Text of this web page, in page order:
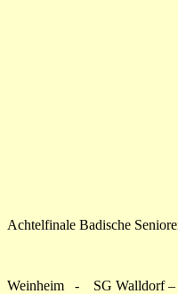
Achtelfinale Badische
Weinheim - SG Walldorf –